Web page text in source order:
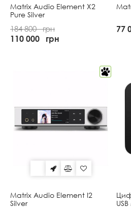
Matrix Audio Element X2
Pure Silver
184 800 грн
110 000 грн
77
Matrix Audio Element I2
Silver